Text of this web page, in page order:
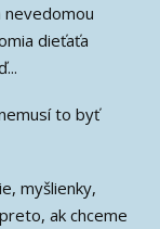
nevedomou
dieťaťa
to byť
myšlienky,
ak chceme